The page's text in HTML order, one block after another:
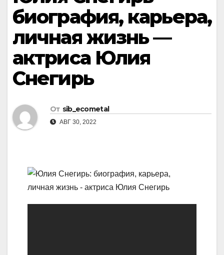
биография, карьера,
личная жизнь —
актриса Юлия
Снегирь
От sib_ecometal
АВГ 30, 2022